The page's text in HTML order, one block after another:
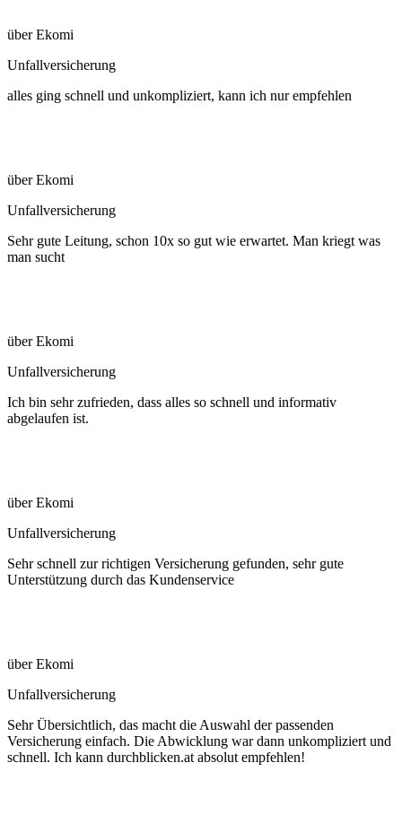
über Ekomi
Unfallversicherung
alles ging schnell und unkompliziert, kann ich nur empfehlen
über Ekomi
Unfallversicherung
Sehr gute Leitung, schon 10x so gut wie erwartet. Man kriegt was
man sucht
über Ekomi
Unfallversicherung
Ich bin sehr zufrieden, dass alles so schnell und informativ
abgelaufen ist.
über Ekomi
Unfallversicherung
Sehr schnell zur richtigen Versicherung gefunden, sehr gute
Unterstützung durch das Kundenservice
über Ekomi
Unfallversicherung
Sehr Übersichtlich, das macht die Auswahl der passenden
Versicherung einfach. Die Abwicklung war dann unkompliziert und
schnell. Ich kann durchblicken.at absolut empfehlen!